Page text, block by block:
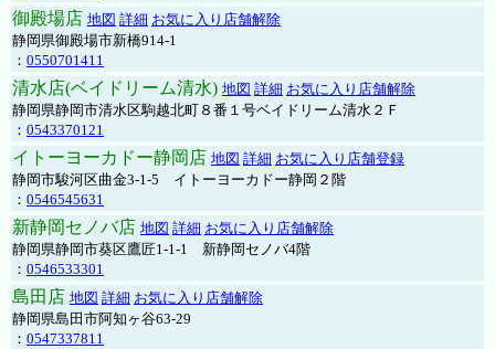
御殿場店 地図 詳細 お気に入り店舗解除
静岡県御殿場市新橋914-1
： 0550701411
清水店(ベイドリーム清水) 地図 詳細 お気に入り店舗解除
静岡県静岡市清水区駒越北町８番１号ベイドリーム清水２Ｆ
： 0543370121
イトーヨーカドー静岡店 地図 詳細 お気に入り店舗登録
静岡市駿河区曲金3-1-5 イトーヨーカドー静岡２階
： 0546545631
新静岡セノバ店 地図 詳細 お気に入り店舗解除
静岡県静岡市葵区鷹匠1-1-1 新静岡セノバ4階
： 0546533301
島田店 地図 詳細 お気に入り店舗解除
静岡県島田市阿知ヶ谷63-29
： 0547337811